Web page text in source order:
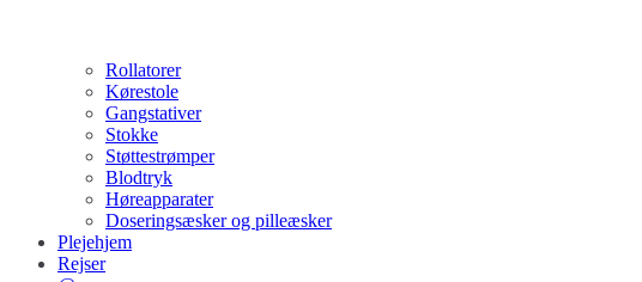
Rollatorer
Kørestole
Gangstativer
Stokke
Støttestrømper
Blodtryk
Høreapparater
Doseringsæsker og pilleæsker
Plejehjem
Rejser